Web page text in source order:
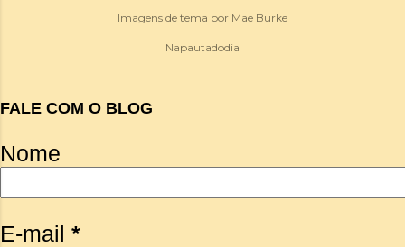
Imagens de tema por Mae Burke
Napautadodia
FALE COM O BLOG
Nome
E-mail *